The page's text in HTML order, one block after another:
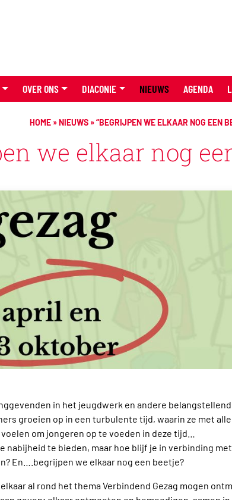
OVER ONS DIACONIE NIEUWS AGENDA
HOME»NIEUWS»“BEGRIJPEN WE ELKAAR NOG EEN
we elkaar nog
in het jeugdwerk en andere
groeien op in een turbulente tijd, waarin ze met
om jongeren op te voeden in deze tijd…
nabijheid te bieden, maar hoe blijf je in verbinding met
En….begrijpen we elkaar nog een beetje?
al rond het thema Verbindend Gezag mogen